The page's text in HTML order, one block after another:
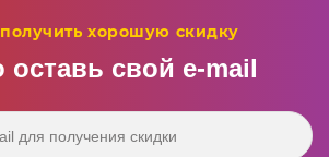
хорошую скидку
оставь свой e‑mail